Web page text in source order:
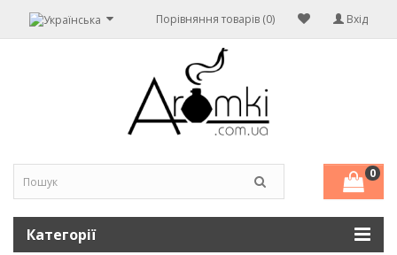
Вхід
Порівняння товарів (0)
0
Категорії